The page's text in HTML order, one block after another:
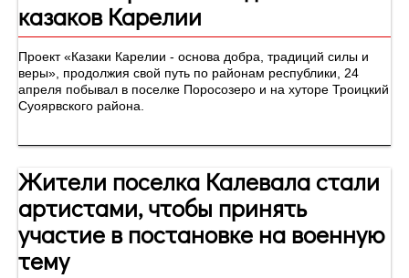
казаков Карелии
Проект «Казаки Карелии - основа добра, традиций силы и
веры», продолжия свой путь по районам республики, 24
апреля побывал в поселке Поросозеро и на хуторе Троицкий
Суоярвского района.
Жители поселка Калевала стали
артистами, чтобы принять
участие в постановке на военную
тему